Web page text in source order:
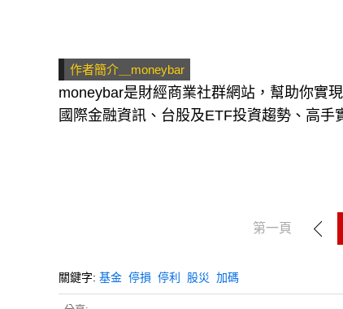
作者簡介＿moneybar
moneybar是財經商業社群網站，幫助你實
關鍵字: 基金 停損 停利 股災 加碼